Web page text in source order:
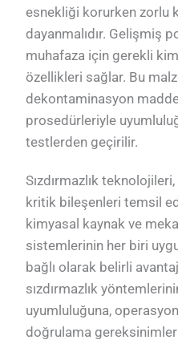
esnekliği korurken zorlu
dayanmalıdır. Gelişmiş
muhafaza için gerekli
özellikleri sağlar. Bu
dekontaminasyon
prosedürleriyle
testlerden geçirilir.
Sızdırmazlık
kritik bileşenleri temsil
kimyasal kaynak ve
sistemlerinin her biri
bağlı olarak belirli
sızdırmazlık
uyumluluğuna,
doğrulama